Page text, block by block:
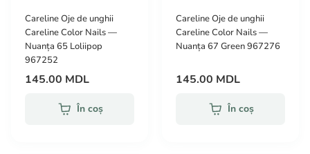
Careline Oje de unghii
Careline Color Nails —
Nuanța 65 Loliipop
967252
145.00 MDL
În coș
Careline Oje de unghii
Careline Color Nails —
Nuanța 67 Green 967276
145.00 MDL
În coș